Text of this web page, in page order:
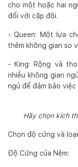
cho một hoặc hai
đối với cặp đôi.
- Queen: Một lựa
thêm không gian so
- King: Rộng và
nhiều không gian
ngủ để đảm bảo việc
Hãy chọn kích
Chọn độ cứng và
Độ Cứng của Nệm: